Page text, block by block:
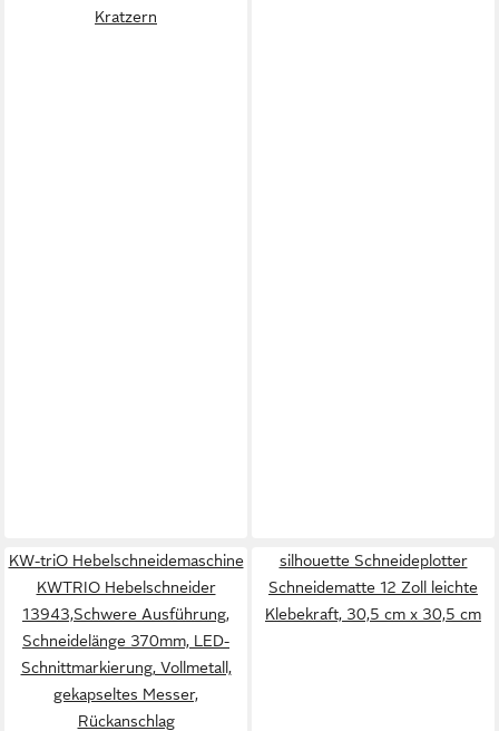
Kratzern
KW-triO Hebelschneidemaschine
KWTRIO Hebelschneider
13943,Schwere Ausführung,
Schneidelänge 370mm, LED-
Schnittmarkierung, Vollmetall,
gekapseltes Messer,
Rückanschlag
silhouette Schneideplotter
Schneidematte 12 Zoll leichte
Klebekraft, 30,5 cm x 30,5 cm